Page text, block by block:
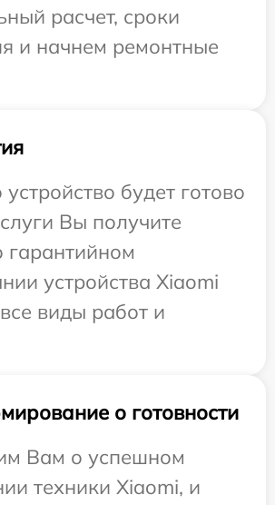
расчет, сроки
и начнем ремонтные
будет готово
Вы получите
гарантийном
устройства Xiaomi
виды работ и
о готовности
Вам о успешном
техники Xiaomi, и